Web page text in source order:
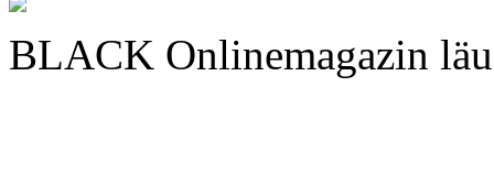
BLACK Onlinemagazin